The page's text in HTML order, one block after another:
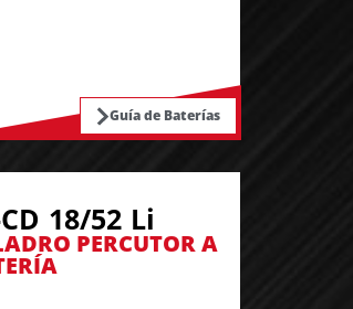
Guía de Baterías
18/52 Li
PERCUTOR A